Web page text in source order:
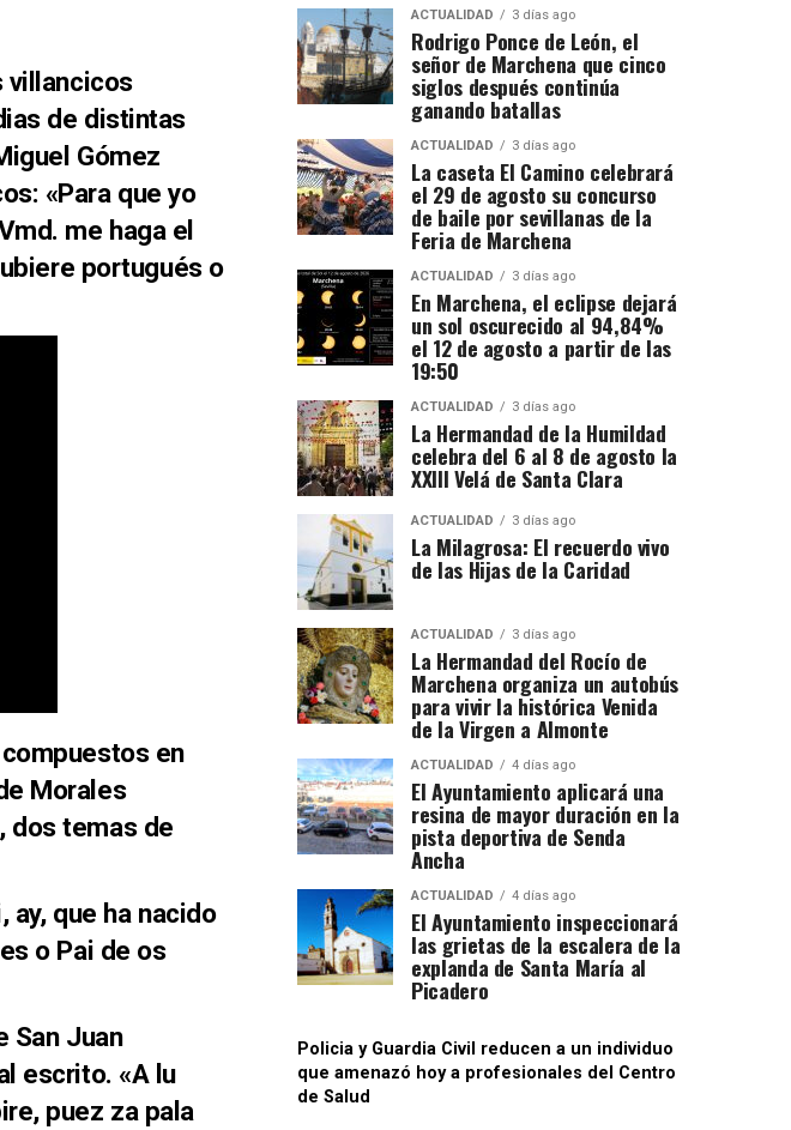
villancicos
de distintas
Gómez
«Para que yo
me haga el
portugués o
en
Morales
dos temas de
ay, que ha nacido
o Pai de os
San Juan
escrito. «A lu
puez za pala
ACTUALIDAD 3 días ago
Rodrigo Ponce de León, el
señor de Marchena que cinco
siglos después continúa
ganando batallas
ACTUALIDAD 3 días ago
La caseta El Camino celebrará
el 29 de agosto su concurso
de baile por sevillanas de la
Feria de Marchena
ACTUALIDAD 3 días ago
En Marchena, el eclipse dejará
un sol oscurecido al 94,84%
el 12 de agosto a partir de las
19:50
ACTUALIDAD 3 días ago
La Hermandad de la Humildad
celebra del 6 al 8 de agosto la
XXIII Velá de Santa Clara
ACTUALIDAD 3 días ago
La Milagrosa: El recuerdo vivo
de las Hijas de la Caridad
ACTUALIDAD 3 días ago
La Hermandad del Rocío de
Marchena organiza un autobús
para vivir la histórica Venida
de la Virgen a Almonte
ACTUALIDAD 4 días ago
El Ayuntamiento aplicará una
resina de mayor duración en la
pista deportiva de Senda
Ancha
ACTUALIDAD 4 días ago
El Ayuntamiento inspeccionará
las grietas de la escalera de la
explanda de Santa María al
Picadero
Policia y Guardia Civil reducen a un individuo
que amenazó hoy a profesionales del Centro
de Salud